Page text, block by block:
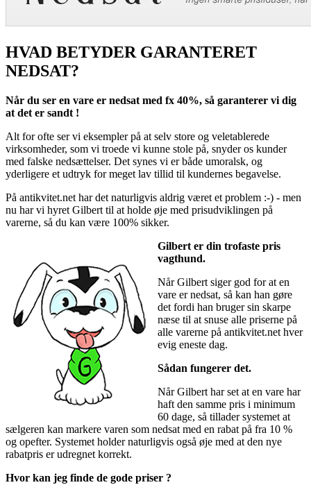
HVAD BETYDER GARANTERET
NEDSAT?
Når du ser en vare er nedsat med fx 40%, så garanterer vi dig
at det er sandt !
Alt for ofte ser vi eksempler på at selv store og veletablerede
virksomheder, som vi troede vi kunne stole på, snyder os kunder
med falske nedsættelser. Det synes vi er både umoralsk, og
yderligere et udtryk for meget lav tillid til kundernes begavelse.
På antikvitet.net har det naturligvis aldrig været et problem :-) - men
nu har vi hyret Gilbert til at holde øje med prisudviklingen på
varerne, så du kan være 100% sikker.
Gilbert er din trofaste pris
vagthund.
Når Gilbert siger god for at en
vare er nedsat, så kan han gøre
det fordi han bruger sin skarpe
næse til at snuse alle priserne på
alle varerne på antikvitet.net hver
evig eneste dag.
Sådan fungerer det.
Når Gilbert har set at en vare har
haft den samme pris i minimum
60 dage, så tillader systemet at
sælgeren kan markere varen som nedsat med en rabat på fra 10 %
og opefter. Systemet holder naturligvis også øje med at den nye
rabatpris er udregnet korrekt.
Hvor kan jeg finde de gode priser ?